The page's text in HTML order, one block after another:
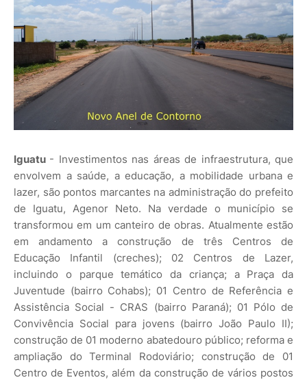
Iguatu - Investimentos nas áreas de infraestrutura, que
envolvem a saúde, a educação, a mobilidade urbana e
lazer, são pontos marcantes na administração do prefeito
de Iguatu, Agenor Neto. Na verdade o município se
transformou em um canteiro de obras. Atualmente estão
em andamento a construção de três Centros de
Educação Infantil (creches); 02 Centros de Lazer,
incluindo o parque temático da criança; a Praça da
Juventude (bairro Cohabs); 01 Centro de Referência e
Assistência Social - CRAS (bairro Paraná); 01 Pólo de
Convivência Social para jovens (bairro João Paulo II);
construção de 01 moderno abatedouro público; reforma e
ampliação do Terminal Rodoviário; construção de 01
Centro de Eventos, além da construção de vários postos